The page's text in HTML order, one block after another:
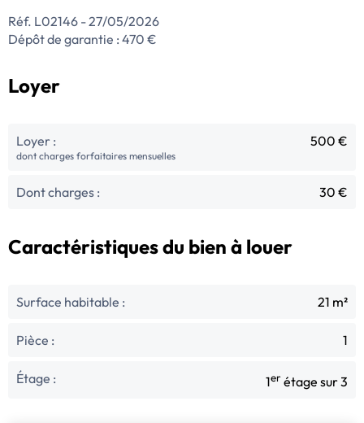
Réf. L02146 - 27/05/2026
Dépôt de garantie : 470 €
Loyer
Loyer : 500 €
dont charges forfaitaires mensuelles
Dont charges : 30 €
Caractéristiques du bien à louer
Surface habitable : 21 m²
Pièce : 1
Étage : 1erétage sur 3